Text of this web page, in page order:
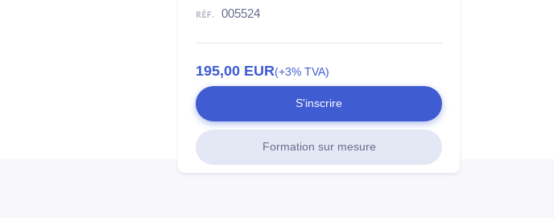
005524
195,00 EUR(+3% TVA)
S'inscrire
Formation sur mesure